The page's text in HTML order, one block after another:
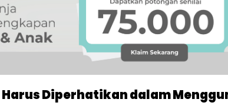
Harus Diperhatikan dalam